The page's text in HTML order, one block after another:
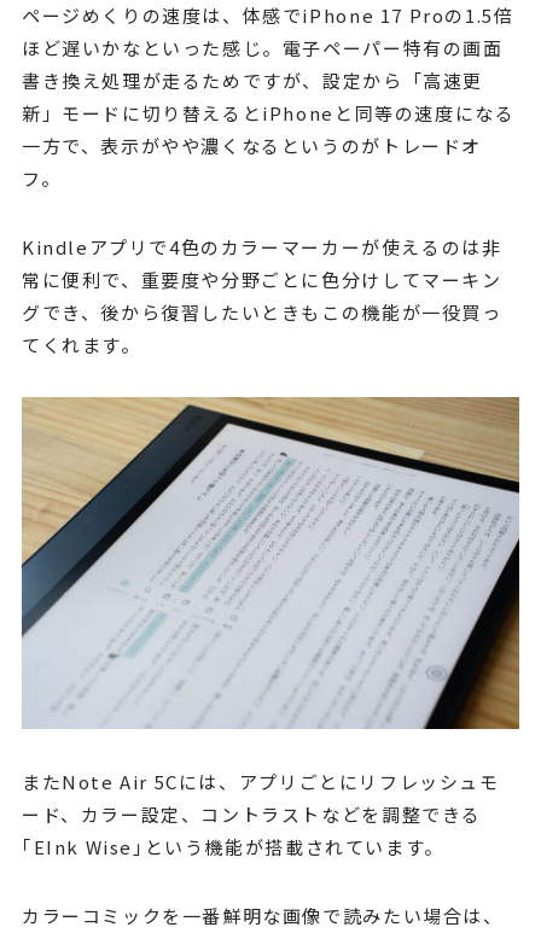
ページめくりの速度は、体感でiPhone 17 Proの1.5倍
ほど遅いかなといった感じ。電子ペーパー特有の画面
書き換え処理が走るためですが、設定から「高速更
新」モードに切り替えるとiPhoneと同等の速度になる
一方で、表示がやや濃くなるというのがトレードオ
フ。
Kindleアプリで4色のカラーマーカーが使えるのは非
常に便利で、重要度や分野ごとに色分けしてマーキン
グでき、後から復習したいときもこの機能が一役買っ
てくれます。
またNote Air 5Cには、アプリごとにリフレッシュモ
ード、カラー設定、コントラストなどを調整できる
｢EInk Wise｣という機能が搭載されています。
カラーコミックを一番鮮明な画像で読みたい場合は、